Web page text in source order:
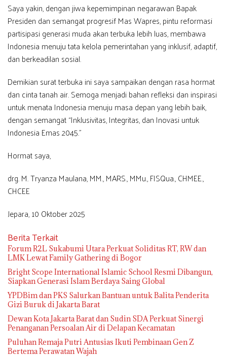
Saya yakin, dengan jiwa kepemimpinan negarawan Bapak
Presiden dan semangat progresif Mas Wapres, pintu reformasi
partisipasi generasi muda akan terbuka lebih luas, membawa
Indonesia menuju tata kelola pemerintahan yang inklusif, adaptif,
dan berkeadilan sosial.
Demikian surat terbuka ini saya sampaikan dengan rasa hormat
dan cinta tanah air. Semoga menjadi bahan refleksi dan inspirasi
untuk menata Indonesia menuju masa depan yang lebih baik,
dengan semangat “Inklusivitas, Integritas, dan Inovasi untuk
Indonesia Emas 2045.”
Hormat saya,
drg. M. Tryanza Maulana, MM., MARS., MMu., FISQua., CHMEE.,
CHCEE
Jepara, 10 Oktober 2025
Berita Terkait
Forum R2L Sukabumi Utara Perkuat Soliditas RT, RW dan
LMK Lewat Family Gathering di Bogor
Bright Scope International Islamic School Resmi Dibangun,
Siapkan Generasi Islam Berdaya Saing Global
YPDBim dan PKS Salurkan Bantuan untuk Balita Penderita
Gizi Buruk di Jakarta Barat
Dewan Kota Jakarta Barat dan Sudin SDA Perkuat Sinergi
Penanganan Persoalan Air di Delapan Kecamatan
Puluhan Remaja Putri Antusias Ikuti Pembinaan Gen Z
Bertema Perawatan Wajah